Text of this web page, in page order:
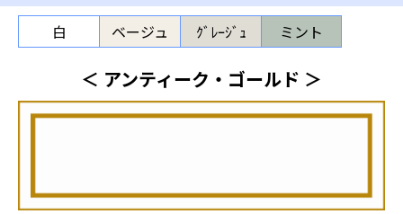
白 ベージュ ｸﾞﾚｰｼﾞｭ ミント
＜ アンティーク・ゴールド ＞